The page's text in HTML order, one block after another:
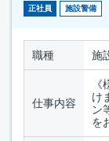
正社員 施設警備
職種 施
仕事内容
け
ン
を